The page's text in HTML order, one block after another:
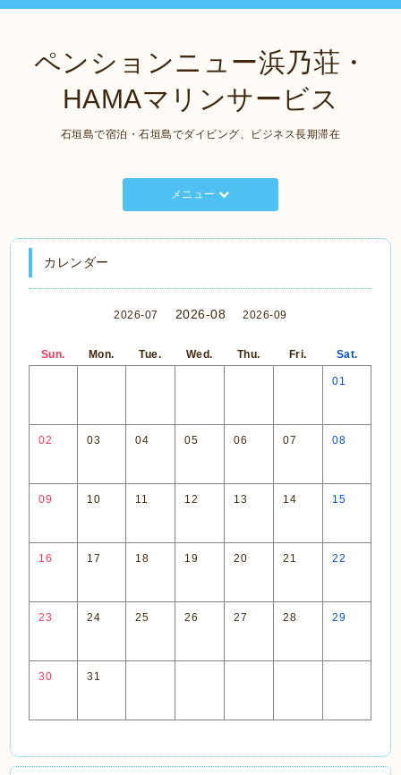
ペンションニュー浜乃荘・
HAMAマリンサービス
石垣島で宿泊・石垣島でダイビング、ビジネス長期滞在
メニュー
カレンダー
2026-07 2026-08 2026-09
Sun. Mon. Tue. Wed. Thu. Fri. Sat.
01
02 03 04 05 06 07 08
09 10 11 12 13 14 15
16 17 18 19 20 21 22
23 24 25 26 27 28 29
30 31